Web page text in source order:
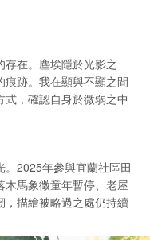
在。塵埃隱於光影之
跡。我在顯與不顯之間
，確認自身於微弱之中
2025年參與宜蘭社區田
馬象徵童年暫停、老屋
，描繪被略過之處仍持續